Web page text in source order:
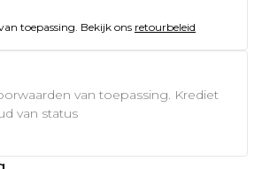
toepassing. Bekijk ons retourbeleid
van toepassing. Krediet
van status